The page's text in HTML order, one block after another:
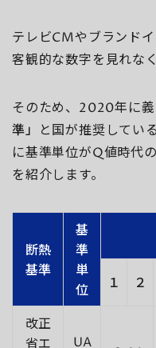
テレビCMやブランド
客観的な数字を見れな
そのため、2020年に
準」
と国が推奨してい
に基準単位がQ値時代の
を紹介します。
断熱
基準
基
準
単
位
１ ２
改正
省エ
UA